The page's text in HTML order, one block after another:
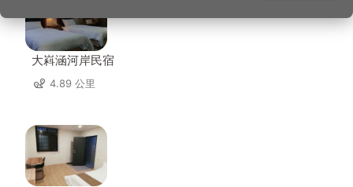
大嵙涵河岸民宿
4.89 公里